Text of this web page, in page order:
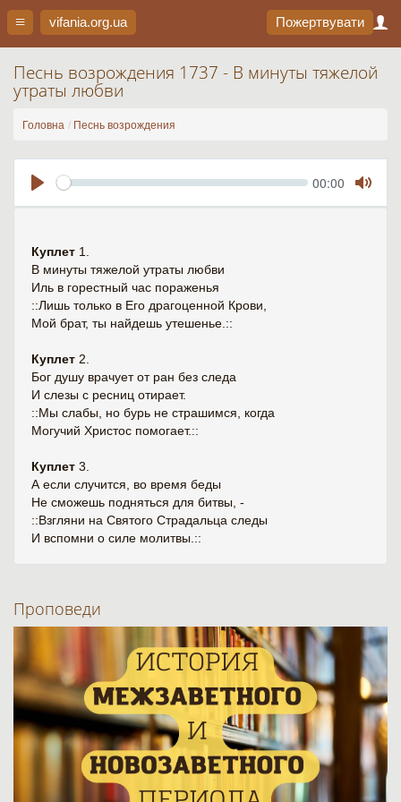
vifania.org.ua Пожертвувати
Песнь возрождения 1737 - В минуты тяжелой
утраты любви
Головна Песнь возрождения
Seek Current
00:00
Mute
Куплет 1.
В минуты тяжелой утраты любви
Иль в горестный час пораженья
::Лишь только в Его драгоценной Крови,
Мой брат, ты найдешь утешенье.::
Куплет 2.
Бог душу врачует от ран без следа
И слезы с ресниц отирает.
::Мы слабы, но бурь не страшимся, когда
Могучий Христос помогает.::
Куплет 3.
А если случится, во время беды
Не сможешь подняться для битвы, -
::Взгляни на Святого Страдальца следы
И вспомни о силе молитвы.::
Проповеди